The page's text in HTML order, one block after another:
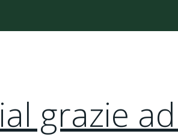
grazie